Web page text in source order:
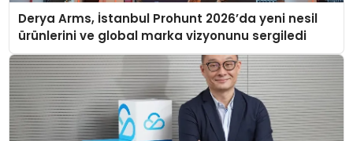
Derya Arms, İstanbul Prohunt 2026’da yeni nesil
ürünlerini ve global marka vizyonunu sergiledi